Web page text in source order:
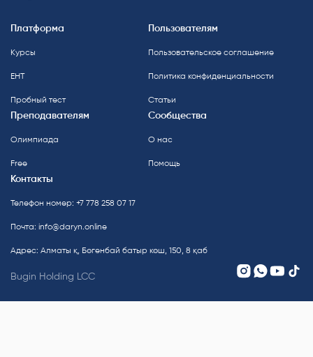
Платформа
Курсы
ЕНТ
Пробный тест
Пользователям
Пользовательское соглашение
Политика конфиденциальности
Статьи
Преподавателям
Олимпиада
Free
Сообщества
О нас
Помощь
Контакты
Телефон номер: +7 778 258 07 17
Почта: info@daryn.online
Адрес: Алматы қ, Бөгенбай батыр көш, 150, 8 қаб
Bugin Holding LCC